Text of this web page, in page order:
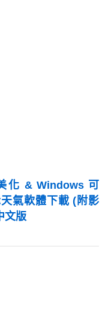
化 & Windows 可
氣軟體下載 (附影
文版